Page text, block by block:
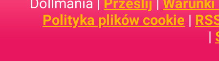
Dollmania | Prześlij |
Polityka plików cookie |
|